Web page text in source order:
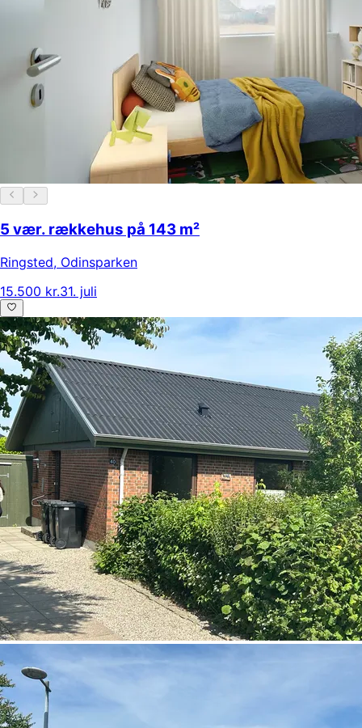
5 vær. rækkehus på 143 m²
Ringsted, Odinsparken
15.500 kr.31. juli